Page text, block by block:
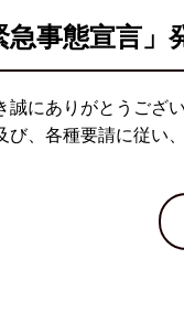
事態宣言」
誠にありがとうござ
び、各種要請に従い